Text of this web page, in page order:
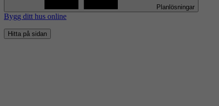
Planlösningar
Bygg ditt hus online
Hitta på sidan